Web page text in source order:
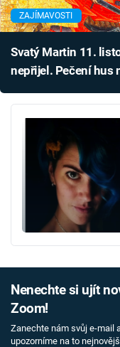
ZAJÍMAVOSTI
Svatý Martin 11.
nepřijel. Pečení hus
Nenechte si ujít
Zoom!
Zanechte nám svůj e-mail
upozorníme na to